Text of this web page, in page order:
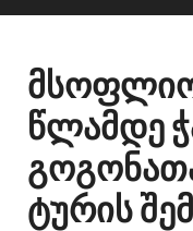
წლამდე
ტურის